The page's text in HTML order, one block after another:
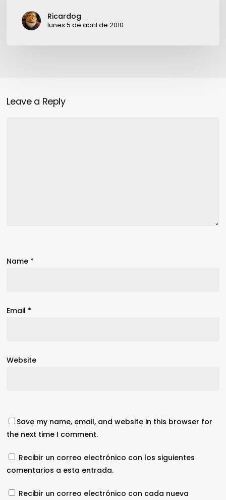
sopa.
Ricardog
lunes 5 de abril de 2010
Leave a Reply
Name *
Email *
Website
Save my name, email, and website in this browser for
the next time I comment.
Recibir un correo electrónico con los siguientes
comentarios a esta entrada.
Recibir un correo electrónico con cada nueva